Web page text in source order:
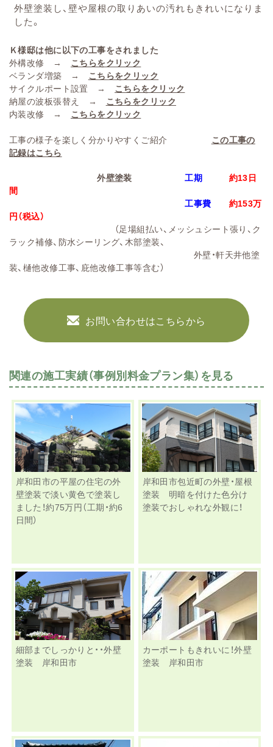
外壁塗装し、壁や屋根の取りあいの汚れもきれいになりま
した。
Ｋ様邸は他に以下の工事をされました
外構改修 → こちらをクリック
ベランダ増築 → こちらをクリック
サイクルポート設置 → こちらをクリック
納屋の波板張替え → こちらをクリック
内装改修 → こちらをクリック
工事の様子を楽しく分かりやすくご紹介
この工事の
記録はこちら
外壁塗装 工期
約13日
間
工事費
約153万
円（税込）
（足場組払い、メッシュシート張り、ク
ラック補修、防水シーリング、木部塗装、
外壁・軒天井他塗
装、樋他改修工事、庇他改修工事等含む）
お問い合わせはこちらから
関連の施工実績（事例別料金プラン集）を見る
岸和田市の平屋の住宅の外
壁塗装で淡い黄色で塗装し
ました！約75万円（工期・約6
日間）
岸和田市包近町の外壁・屋根
塗装 明暗を付けた色分け
塗装でおしゃれな外観に！
細部までしっかりと・・外壁
塗装 岸和田市
カーポートもきれいに！外壁
塗装 岸和田市